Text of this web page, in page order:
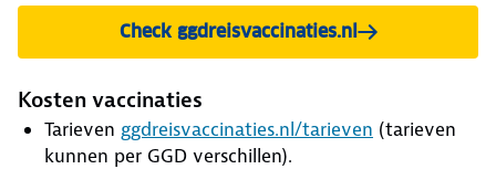
Check ggdreisvaccinaties.nl
Kosten vaccinaties
Tarieven ggdreisvaccinaties.nl/tarieven (tarieven
kunnen per GGD verschillen).